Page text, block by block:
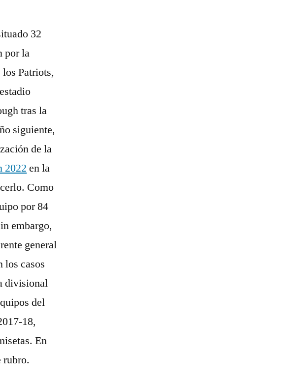
32
por la
Patriots,
tras la
siguiente,
de la
2022 en la
Como
por 84
embargo,
general
los casos
divisional
del
18,
En
rubro.